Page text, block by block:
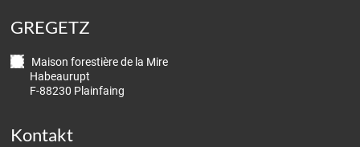
GREGETZ
Maison forestière de la Mire
Habeaurupt
F-88230 Plainfaing
Kontakt